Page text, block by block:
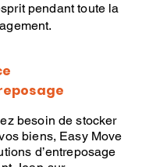
pendant toute la
.
besoin de stocker
biens, Easy Move
d’entreposage